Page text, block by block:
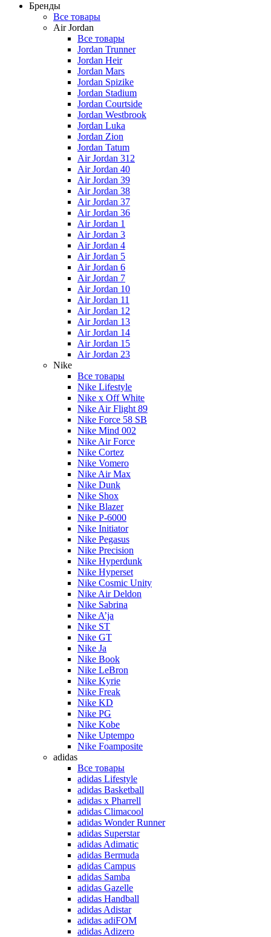
Бренды
Все товары
Air Jordan
Все товары
Jordan Trunner
Jordan Heir
Jordan Mars
Jordan Spizike
Jordan Stadium
Jordan Courtside
Jordan Westbrook
Jordan Luka
Jordan Zion
Jordan Tatum
Air Jordan 312
Air Jordan 40
Air Jordan 39
Air Jordan 38
Air Jordan 37
Air Jordan 36
Air Jordan 1
Air Jordan 3
Air Jordan 4
Air Jordan 5
Air Jordan 6
Air Jordan 7
Air Jordan 10
Air Jordan 11
Air Jordan 12
Air Jordan 13
Air Jordan 14
Air Jordan 15
Air Jordan 23
Nike
Все товары
Nike Lifestyle
Nike x Off White
Nike Air Flight 89
Nike Force 58 SB
Nike Mind 002
Nike Air Force
Nike Cortez
Nike Vomero
Nike Air Max
Nike Dunk
Nike Shox
Nike Blazer
Nike P-6000
Nike Initiator
Nike Pegasus
Nike Precision
Nike Hyperdunk
Nike Hyperset
Nike Cosmic Unity
Nike Air Deldon
Nike Sabrina
Nike A’ja
Nike ST
Nike GT
Nike Ja
Nike Book
Nike LeBron
Nike Kyrie
Nike Freak
Nike KD
Nike PG
Nike Kobe
Nike Uptempo
Nike Foamposite
adidas
Все товары
adidas Lifestyle
adidas Basketball
adidas x Pharrell
adidas Climacool
adidas Wonder Runner
adidas Superstar
adidas Adimatic
adidas Bermuda
adidas Campus
adidas Samba
adidas Gazelle
adidas Handball
adidas Adistar
adidas adiFOM
adidas Adizero